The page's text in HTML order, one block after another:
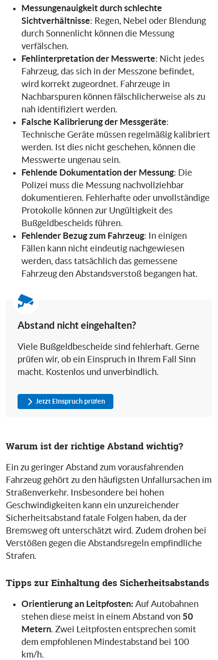
Messungenauigkeit durch schlechte
Sichtverhältnisse: Regen, Nebel oder Blendung
durch Sonnenlicht können die Messung
verfälschen.
Fehlinterpretation der Messwerte: Nicht jedes
Fahrzeug, das sich in der Messzone befindet,
wird korrekt zugeordnet. Fahrzeuge in
Nachbarspuren können fälschlicherweise als zu
nah identifiziert werden.
Falsche Kalibrierung der Messgeräte:
Technische Geräte müssen regelmäßig kalibriert
werden. Ist dies nicht geschehen, können die
Messwerte ungenau sein.
Fehlende Dokumentation der Messung: Die
Polizei muss die Messung nachvollziehbar
dokumentieren. Fehlerhafte oder unvollständige
Protokolle können zur Ungültigkeit des
Bußgeldbescheids führen.
Fehlender Bezug zum Fahrzeug: In einigen
Fällen kann nicht eindeutig nachgewiesen
werden, dass tatsächlich das gemessene
Fahrzeug den Abstandsverstoß begangen hat.
Abstand nicht eingehalten?
Viele Bußgeldbescheide sind fehlerhaft. Gerne
prüfen wir, ob ein Einspruch in Ihrem Fall Sinn
macht. Kostenlos und unverbindlich.
Jetzt Einspruch prüfen
Warum ist der richtige Abstand wichtig?
Ein zu geringer Abstand zum vorausfahrenden
Fahrzeug gehört zu den häufigsten Unfallursachen im
Straßenverkehr. Insbesondere bei hohen
Geschwindigkeiten kann ein unzureichender
Sicherheitsabstand fatale Folgen haben, da der
Bremsweg oft unterschätzt wird. Zudem drohen bei
Verstößen gegen die Abstandsregeln empfindliche
Strafen.
Tipps zur Einhaltung des Sicherheitsabstands
Orientierung an Leitpfosten: Auf Autobahnen
stehen diese meist in einem Abstand von 50
Metern. Zwei Leitpfosten entsprechen somit
dem empfohlenen Mindestabstand bei 100
km/h.